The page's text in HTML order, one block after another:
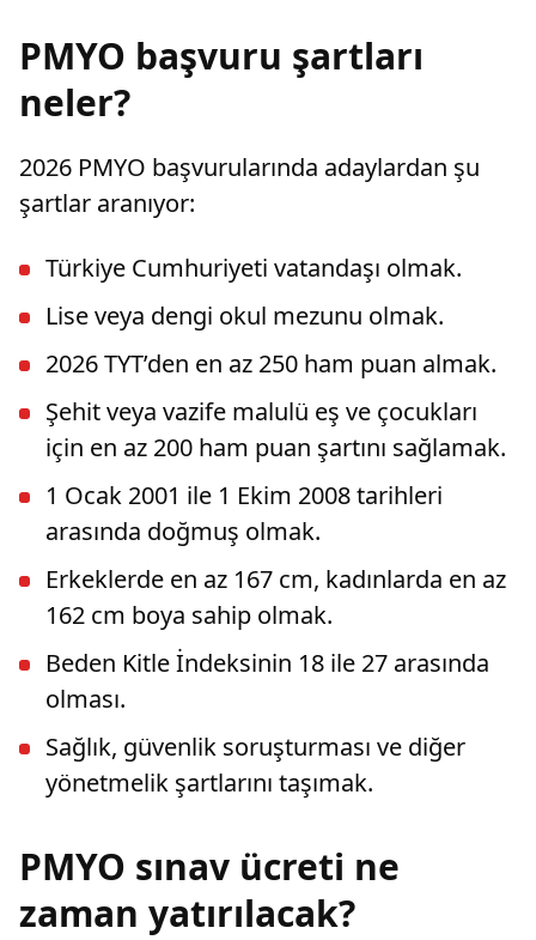
PMYO başvuru şartları
neler?
2026 PMYO başvurularında adaylardan şu
şartlar aranıyor:
Türkiye Cumhuriyeti vatandaşı olmak.
Lise veya dengi okul mezunu olmak.
2026 TYT’den en az 250 ham puan almak.
Şehit veya vazife malulü eş ve çocukları
için en az 200 ham puan şartını sağlamak.
1 Ocak 2001 ile 1 Ekim 2008 tarihleri
arasında doğmuş olmak.
Erkeklerde en az 167 cm, kadınlarda en az
162 cm boya sahip olmak.
Beden Kitle İndeksinin 18 ile 27 arasında
olması.
Sağlık, güvenlik soruşturması ve diğer
yönetmelik şartlarını taşımak.
PMYO sınav ücreti ne
zaman yatırılacak?